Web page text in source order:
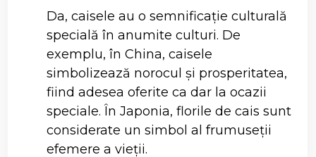
Da, caisele au o semnificație culturală
specială în anumite culturi. De
exemplu, în China, caisele
simbolizează norocul și prosperitatea,
fiind adesea oferite ca dar la ocazii
speciale. În Japonia, florile de cais sunt
considerate un simbol al frumuseții
efemere a vieții.